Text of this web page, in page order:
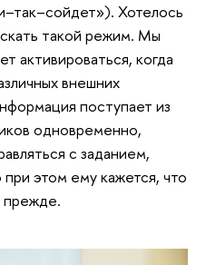
Хотелось
такой режим. Мы
активироваться, когда
внешних
поступает из
одновременно,
с заданием,
этом ему кажется, что
прежде.